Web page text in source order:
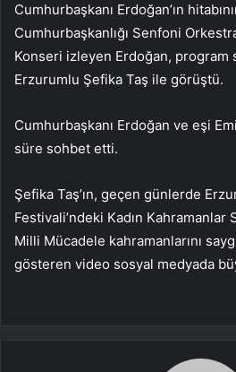
Cumhurbaşkanı Erdoğan’ın
Cumhurbaşkanlığı Senfoni
Konseri izleyen Erdoğan, program
Erzurumlu Şefika Taş ile görüştü.
Cumhurbaşkanı Erdoğan ve eşi
süre sohbet etti.
Şefika Taş’ın, geçen günlerde
Festivali’ndeki Kadın Kahramanlar
Milli Mücadele kahramanlarını
gösteren video sosyal medyada